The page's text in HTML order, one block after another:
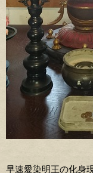
早速愛染明王の化身